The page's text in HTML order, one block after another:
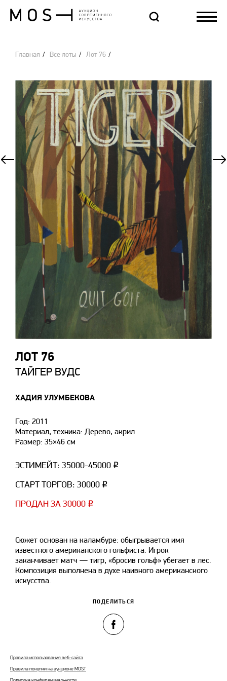
Главная Все лоты Лот 76
ХАДИЯ УЛУМБЕКОВА
ТАЙГЕР ВУДС
ЛОТ 76
Год: 2011
Материал, техника: Дерево, акрил
Размер: 35×46 см
ЭСТИМЕЙТ: 35000-45000 ₽
СТАРТ ТОРГОВ: 30000 ₽
ПРОДАН ЗА 30000 ₽
Сюжет основан на каламбуре: обыгрывается имя
известного американского гольфиста. Игрок
заканчивает матч — тигр, «бросив гольф» убегает в лес.
Композиция выполнена в духе наивного американского
искусства.
ПОДЕЛИТЬСЯ
Правила использования веб-сайта
Правила покупки на аукционе MOST